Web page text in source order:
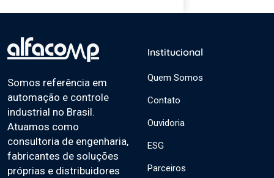
Somos referência em
automação e controle
industrial no Brasil.
Atuamos como
consultoria de engenharia,
fabricantes de soluções
próprias e distribuidores
Institucional
Quem Somos
Contato
Ouvidoria
ESG
Parceiros